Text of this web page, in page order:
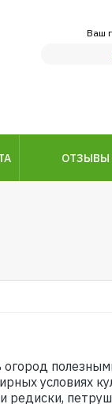
Ваш
ОТЗЫВЫ
условиях
редиски,